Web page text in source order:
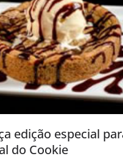
edição especial
do Cookie